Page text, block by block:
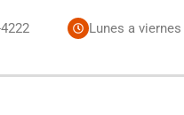
Lunes a